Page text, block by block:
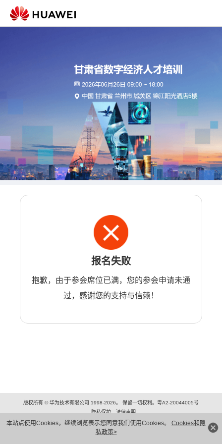
本站点使用Cookies，继续浏览表示您同意我们使用Cookies。 Cookies和隐
私政策>
报名失败
抱歉，由于参会席位已满，您的参会申请未通
过，感谢您的支持与信赖！
版权所有 © 华为技术有限公司 1998-2026。 保留一切权利。粤A2-20044005号
隐私保护
法律声明